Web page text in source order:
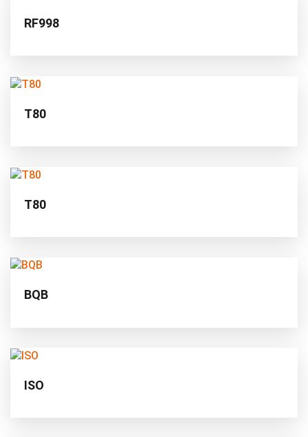
RF998
T80
T80
BQB
ISO